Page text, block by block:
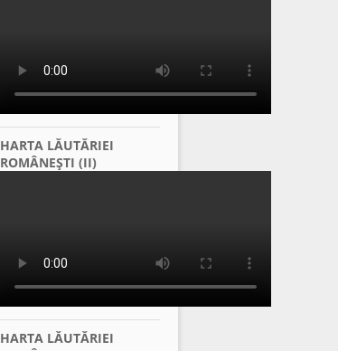
HARTA LĂUTĂRIEI
ROMÂNEŞTI (II)
HARTA LĂUTĂRIEI